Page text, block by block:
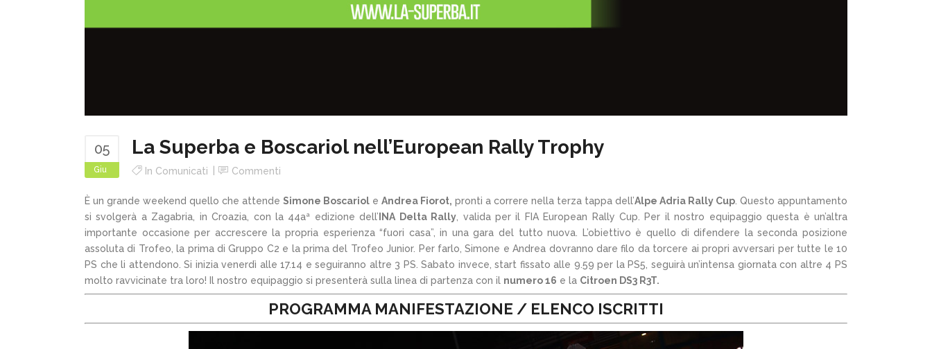
05
Giu
La Superba e Boscariol nell’European Rally Trophy
In Comunicati Commenti
È un grande weekend quello che attende Simone Boscariol e Andrea Fiorot, pronti a correre nella terza tappa dell’Alpe Adria Rally Cup . Questo appuntamento
si svolgerà a Zagabria, in Croazia, con la 44aª edizione dell’INA Delta Rally , valida per il FIA European Rally Cup. Per il nostro equipaggio questa è un’altra
importante occasione per accrescere la propria esperienza “fuori casa”, in una gara del tutto nuova. L’obiettivo è quello di difendere la seconda posizione
assoluta di Trofeo, la prima di Gruppo C2 e la prima del Trofeo Junior. Per farlo, Simone e Andrea dovranno dare filo da torcere ai propri avversari per tutte le 10
PS che li attendono. Si inizia venerdì alle 17.14 e seguiranno altre 3 PS. Sabato invece, start fissato alle 9.59 per la PS5, seguirà un’intensa giornata con altre 4 PS
molto ravvicinate tra loro! Il nostro equipaggio si presenterà sulla linea di partenza con il numero 16 e la Citroen DS3 R3T.
PROGRAMMA MANIFESTAZIONE / ELENCO ISCRITTI